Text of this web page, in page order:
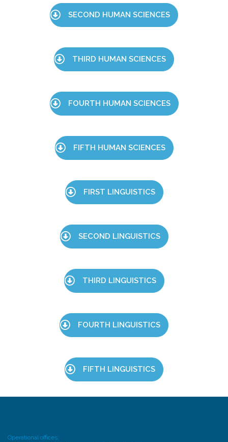
SECOND HUMAN SCIENCES
THIRD HUMAN SCIENCES
FOURTH HUMAN SCIENCES
FIFTH HUMAN SCIENCES
FIRST LINGUISTICS
SECOND LINGUISTICS
THIRD LINGUISTICS
FOURTH LINGUISTICS
FIFTH LINGUISTICS
Operational offices: